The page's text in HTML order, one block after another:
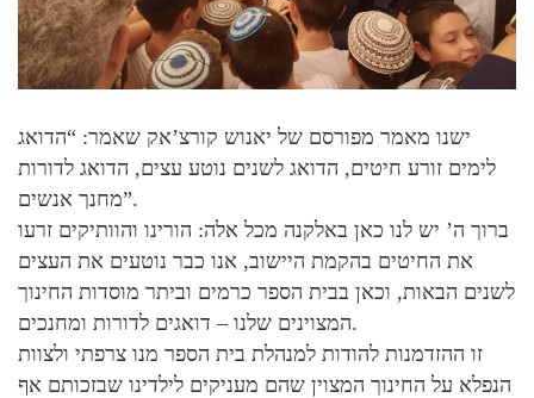
ישנו מאמר מפורסם של יאנוש קורצ’אק שאמר: “הדואג
לימים זורע חיטים, הדואג לשנים נוטע עצים, הדואג לדורות
מחנך אנשים”.
ברוך ה’ יש לנו כאן באלקנה מכל אלה: הורינו והוותיקים זרעו
את החיטים בהקמת היישוב, אנו כבר נוטעים את העצים
לשנים הבאות, וכאן בבית הספר כרמים וביתר מוסדות החינוך
המצוינים שלנו – דואגים לדורות ומחנכים.
זו ההזדמנות להודות למנהלת בית הספר מנו צרפתי ולצוות
הנפלא על החינוך המצוין שהם מעניקים לילדינו שבזכותם אף